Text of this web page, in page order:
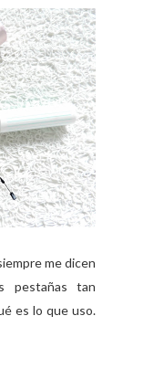
me dicen
pestañas tan
es lo que uso.